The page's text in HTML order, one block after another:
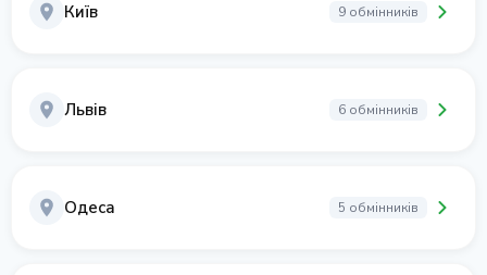
Київ 9 обмінників
Львів 6 обмінників
Одеса 5 обмінників